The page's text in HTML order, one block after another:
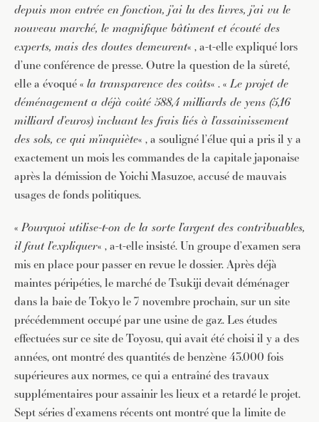
depuis mon entrée en fonction, j’ai lu des livres, j’ai vu le
nouveau marché, le magnifique bâtiment et écouté des
experts, mais des doutes demeurent« , a-t-elle expliqué lors
d’une conférence de presse. Outre la question de la sûreté,
elle a évoqué « la transparence des coûts« . «Le projet de
déménagement a déjà coûté 588,4 milliards de yens (5,16
milliard d’euros) incluant les frais liés à l’assainissement
des sols, ce qui m’inquiète« , a souligné l’élue qui a pris il y a
exactement un mois les commandes de la capitale japonaise
après la démission de Yoichi Masuzoe, accusé de mauvais
usages de fonds politiques.
«Pourquoi utilise-t-on de la sorte l’argent des contribuables,
il faut l’expliquer« , a-t-elle insisté. Un groupe d’examen sera
mis en place pour passer en revue le dossier. Après déjà
maintes péripéties, le marché de Tsukiji devait déménager
dans la baie de Tokyo le 7 novembre prochain, sur un site
précédemment occupé par une usine de gaz. Les études
effectuées sur ce site de Toyosu, qui avait été choisi il y a des
années, ont montré des quantités de benzène 43.000 fois
supérieures aux normes, ce qui a entraîné des travaux
supplémentaires pour assainir les lieux et a retardé le projet.
Sept séries d’examens récents ont montré que la limite de